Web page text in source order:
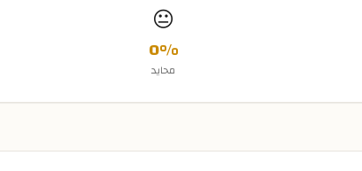
😐
0%
محايد